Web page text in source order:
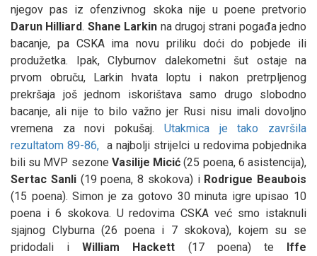
njegov pas iz ofenzivnog skoka nije u poene pretvorio
Darun Hilliard. Shane Larkin na drugoj strani pogađa jedno
bacanje, pa CSKA ima novu priliku doći do pobjede ili
produžetka. Ipak, Clyburnov dalekometni šut ostaje na
prvom obruču, Larkin hvata loptu i nakon pretrpljenog
prekršaja još jednom iskorištava samo drugo slobodno
bacanje, ali nije to bilo važno jer Rusi nisu imali dovoljno
vremena za novi pokušaj. Utakmica je tako završila
rezultatom 89-86, a najbolji strijelci u redovima pobjednika
bili su MVP sezone Vasilije Micić (25 poena, 6 asistencija),
Sertac Sanli(19 poena, 8 skokova) i Rodrigue Beaubois
(15 poena). Simon je za gotovo 30 minuta igre upisao 10
poena i 6 skokova. U redovima CSKA već smo istaknuli
sjajnog Clyburna (26 poena i 7 skokova), kojem su se
pridodali iWilliam Hackett (17 poena) te Iffe